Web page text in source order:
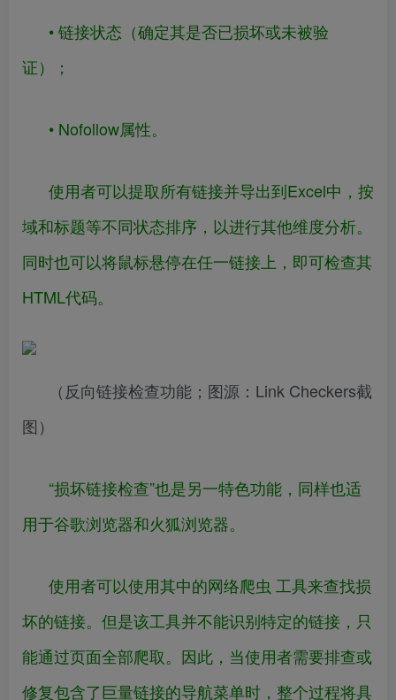
• 链接状态（确定其是否已损坏或未被验
证）；
• Nofollow属性。
使用者可以提取所有链接并导出到Excel中，按
域和标题等不同状态排序，以进行其他维度分析。
同时也可以将鼠标悬停在任一链接上，即可检查其
HTML代码。
（反向链接检查功能；图源：Link Checkers截
图）
“损坏链接检查”也是另一特色功能，同样也适
用于谷歌浏览器和火狐浏览器。
使用者可以使用其中的网络爬虫 工具来查找损
坏的链接。但是该工具并不能识别特定的链接，只
能通过页面全部爬取。因此，当使用者需要排查或
修复包含了巨量链接的导航菜单时，整个过程将具